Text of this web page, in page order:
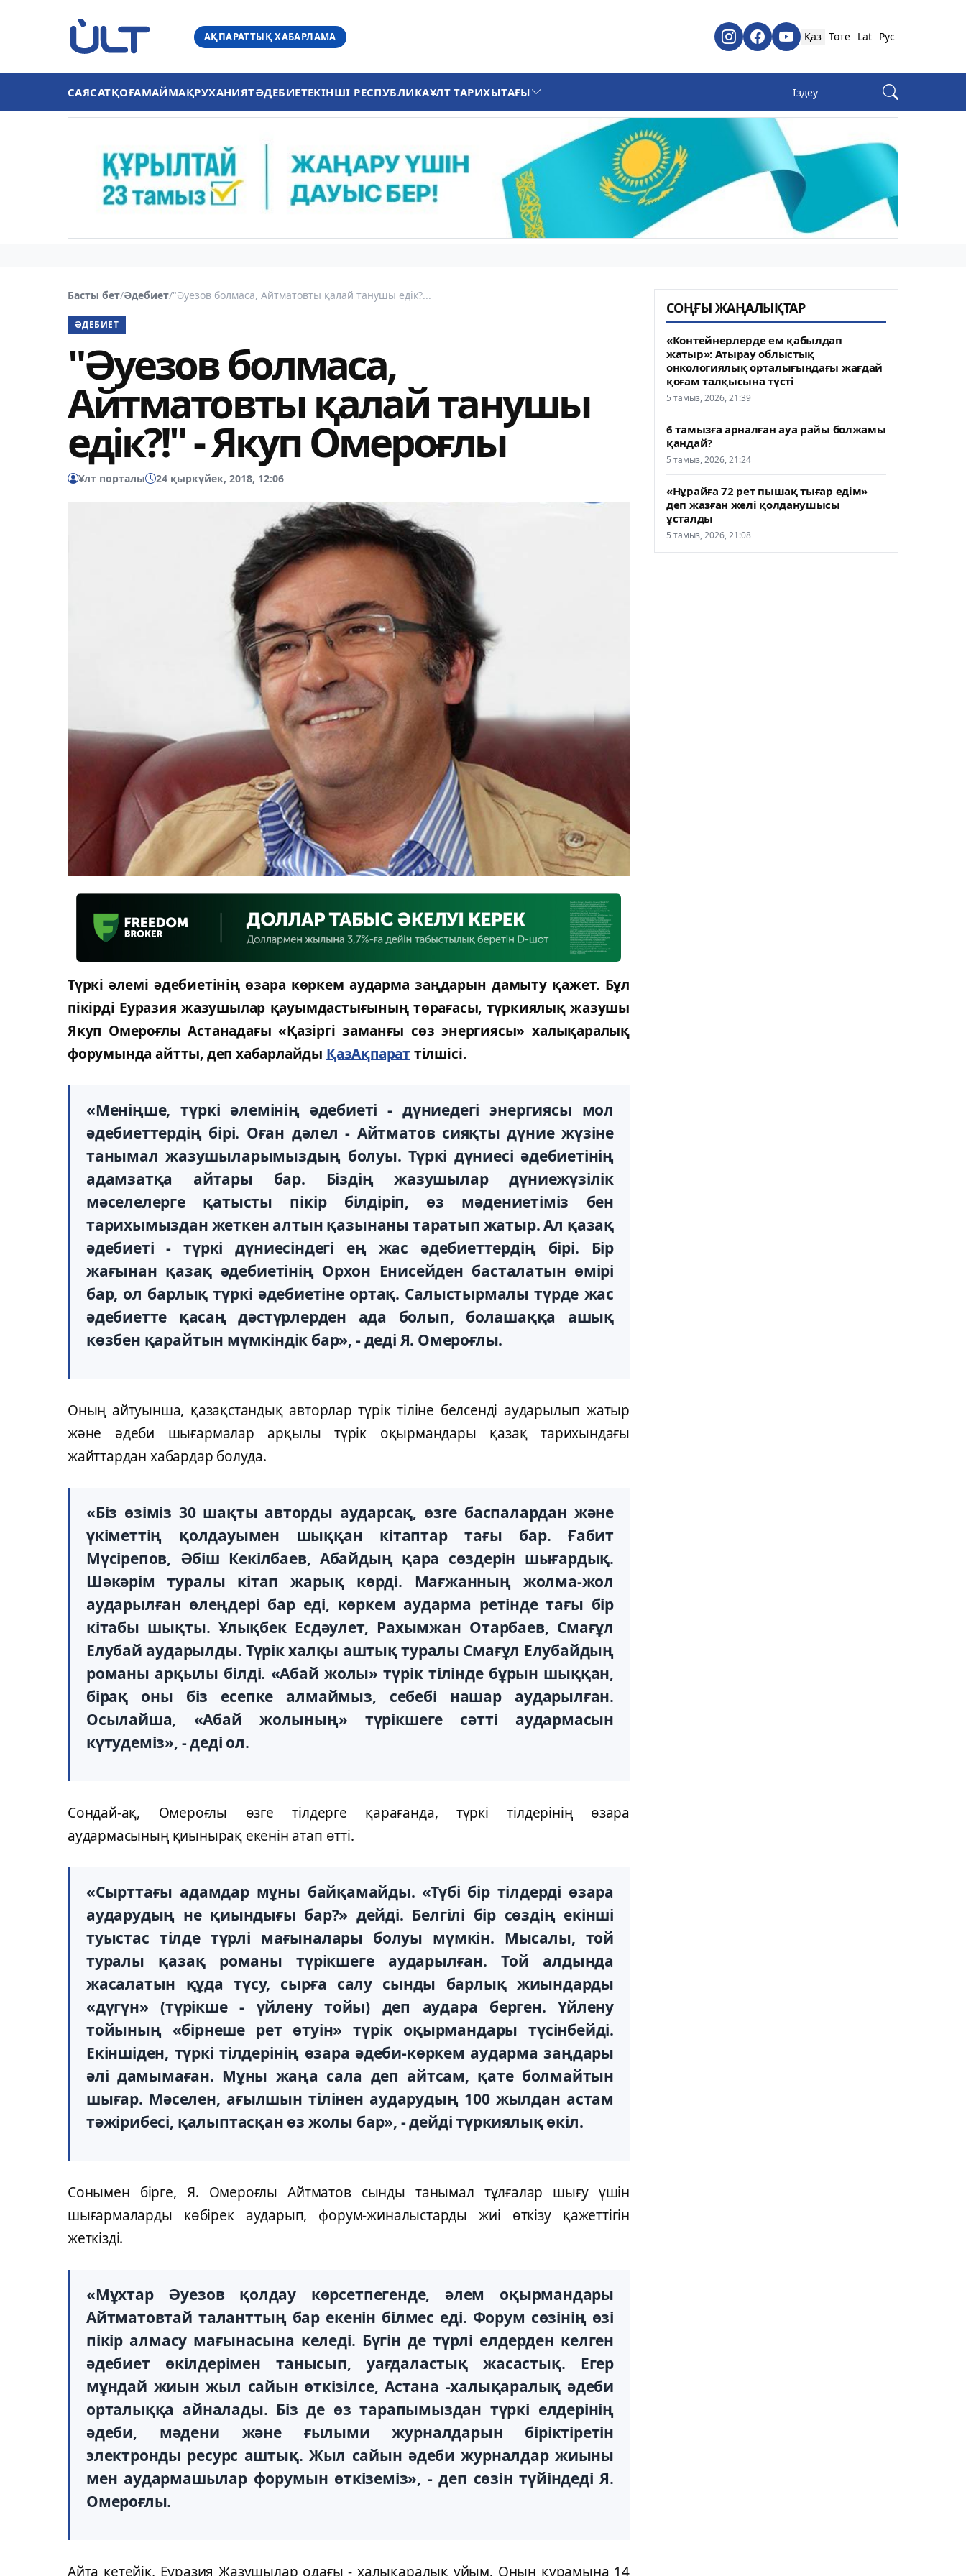
АҚПАРАТТЫҚ ХАБАРЛАМА Қаз Төте Lat Рус
САЯСАТҚОҒАМАЙМАҚРУХАНИЯТӘДЕБИЕТЕКІНШІ РЕСПУБЛИКАҰЛТ ТАРИХЫТАҒЫ
Басты бет/Әдебиет/"Әуезов болмаса, Айтматовты қалай танушы едік?...
ӘДЕБИЕТ
"Әуезов болмаса,
Айтматовты қалай танушы
едік?!" - Якуп Омероғлы
Ұлт порталы 24 қыркүйек, 2018, 12:06
Түркі әлемі әдебиетінің өзара көркем аударма заңдарын дамыту қажет. Бұл
пікірді Еуразия жазушылар қауымдастығының төрағасы, түркиялық жазушы
Якуп Омероғлы Астанадағы «Қазіргі заманғы сөз энергиясы» халықаралық
форумында айтты, деп хабарлайды ҚазАқпарат тілшісі.
«Меніңше, түркі әлемінің әдебиеті - дүниедегі энергиясы мол
әдебиеттердің бірі. Оған дәлел - Айтматов сияқты дүние жүзіне
танымал жазушыларымыздың болуы. Түркі дүниесі әдебиетінің
адамзатқа айтары бар. Біздің жазушылар дүниежүзілік
мәселелерге қатысты пікір білдіріп, өз мәдениетіміз бен
тарихымыздан жеткен алтын қазынаны таратып жатыр. Ал қазақ
әдебиеті - түркі дүниесіндегі ең жас әдебиеттердің бірі. Бір
жағынан қазақ әдебиетінің Орхон Енисейден басталатын өмірі
бар, ол барлық түркі әдебиетіне ортақ. Салыстырмалы түрде жас
әдебиетте қасаң дәстүрлерден ада болып, болашаққа ашық
көзбен қарайтын мүмкіндік бар», - деді Я. Омероғлы.
Оның айтуынша, қазақстандық авторлар түрік тіліне белсенді аударылып жатыр
және әдеби шығармалар арқылы түрік оқырмандары қазақ тарихындағы
жайттардан хабардар болуда.
«Біз өзіміз 30 шақты авторды аударсақ, өзге баспалардан және
үкіметтің қолдауымен шыққан кітаптар тағы бар. Ғабит
Мүсірепов, Әбіш Кекілбаев, Абайдың қара сөздерін шығардық.
Шәкәрім туралы кітап жарық көрді. Мағжанның жолма-жол
аударылған өлеңдері бар еді, көркем аударма ретінде тағы бір
кітабы шықты. Ұлықбек Есдәулет, Рахымжан Отарбаев, Смағұл
Елубай аударылды. Түрік халқы аштық туралы Смағұл Елубайдың
романы арқылы білді. «Абай жолы» түрік тілінде бұрын шыққан,
бірақ оны біз есепке алмаймыз, себебі нашар аударылған.
Осылайша, «Абай жолының» түрікшеге сәтті аудармасын
күтудеміз», - деді ол.
Сондай-ақ, Омероғлы өзге тілдерге қарағанда, түркі тілдерінің өзара
аудармасының қиынырақ екенін атап өтті.
«Сырттағы адамдар мұны байқамайды. «Түбі бір тілдерді өзара
аударудың не қиындығы бар?» дейді. Белгілі бір сөздің екінші
туыстас тілде түрлі мағыналары болуы мүмкін. Мысалы, той
туралы қазақ романы түрікшеге аударылған. Той алдында
жасалатын құда түсу, сырға салу сынды барлық жиындарды
«дүгүн» (түрікше - үйлену тойы) деп аудара берген. Үйлену
тойының «бірнеше рет өтуін» түрік оқырмандары түсінбейді.
Екіншіден, түркі тілдерінің өзара әдеби-көркем аударма заңдары
әлі дамымаған. Мұны жаңа сала деп айтсам, қате болмайтын
шығар. Мәселен, ағылшын тілінен аударудың 100 жылдан астам
тәжірибесі, қалыптасқан өз жолы бар», - дейді түркиялық өкіл.
Сонымен бірге, Я. Омероғлы Айтматов сынды танымал тұлғалар шығу үшін
шығармаларды көбірек аударып, форум-жиналыстарды жиі өткізу қажеттігін
жеткізді.
«Мұхтар Әуезов қолдау көрсетпегенде, әлем оқырмандары
Айтматовтай таланттың бар екенін білмес еді. Форум сөзінің өзі
пікір алмасу мағынасына келеді. Бүгін де түрлі елдерден келген
әдебиет өкілдерімен танысып, уағдаластық жасастық. Егер
мұндай жиын жыл сайын өткізілсе, Астана -халықаралық әдеби
орталыққа айналады. Біз де өз тарапымыздан түркі елдерінің
әдеби, мәдени және ғылыми журналдарын біріктіретін
электронды ресурс аштық. Жыл сайын әдеби журналдар жиыны
мен аудармашылар форумын өткіземіз», - деп сөзін түйіндеді Я.
Омероғлы.
Айта кетейік, Еуразия Жазушылар одағы - халықаралық ұйым. Оның құрамына 14
СОҢҒЫ ЖАҢАЛЫҚТАР
«Контейнерлерде ем қабылдап
жатыр»: Атырау облыстық
онкологиялық орталығындағы жағдай
қоғам талқысына түсті
5 тамыз, 2026, 21:39
6 тамызға арналған ауа райы болжамы
қандай?
5 тамыз, 2026, 21:24
«Нұрайға 72 рет пышақ тығар едім»
деп жазған желі қолданушысы
ұсталды
5 тамыз, 2026, 21:08